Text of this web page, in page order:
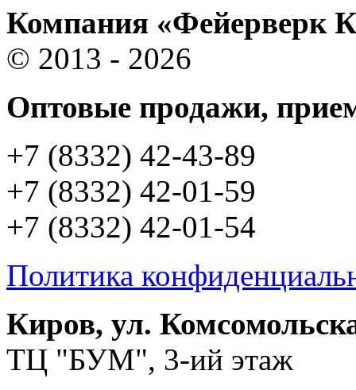
Компания «Фейерверк
© 2013 - 2026
Оптовые продажи,
+7 (8332) 42-43-89
+7 (8332) 42-01-59
+7 (8332) 42-01-54
Политика
Киров, ул.
ТЦ "БУМ", 3-ий этаж